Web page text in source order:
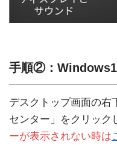
手順②：
デスクトップ画面の右
センター」をクリック
ーが表示されない時は